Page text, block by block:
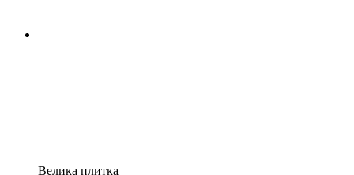
Велика плитка